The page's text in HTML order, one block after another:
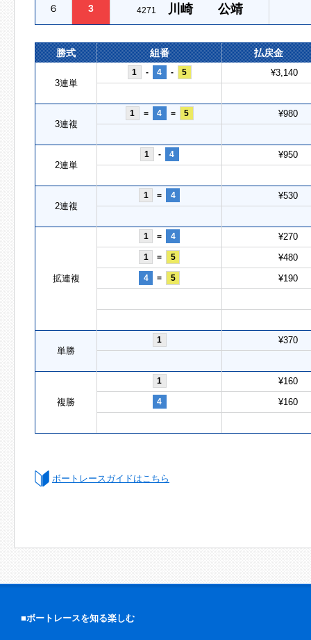
６ 3 4271 川崎 公靖
勝式 組番 払戻金
3連単
1 - 4 - 5 ¥3,140
3連複
1 = 4 = 5 ¥980
2連単
1 - 4 ¥950
2連複
1 = 4 ¥530
拡連複
1 = 4 ¥270
1 = 5 ¥480
4 = 5 ¥190
単勝
1 ¥370
複勝
1 ¥160
4 ¥160
ボートレースガイドはこちら
■ボートレースを知る楽しむ